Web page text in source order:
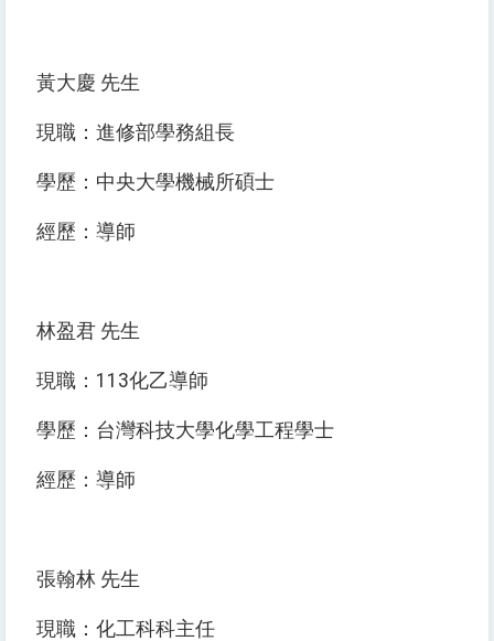
黃大慶 先生
現職：進修部學務組長
學歷：中央大學機械所碩士
經歷：導師
林盈君 先生
現職：113化乙導師
學歷：台灣科技大學化學工程學士
經歷：導師
張翰林 先生
現職：化工科科主任